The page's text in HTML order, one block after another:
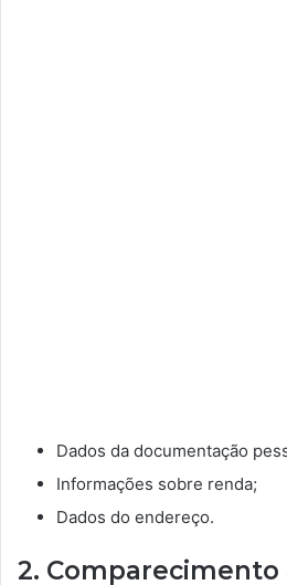
Dados da documentação
Informações sobre renda;
Dados do endereço.
2. Comparecimento